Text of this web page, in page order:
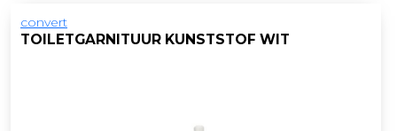
convert
TOILETGARNITUUR KUNSTSTOF WIT